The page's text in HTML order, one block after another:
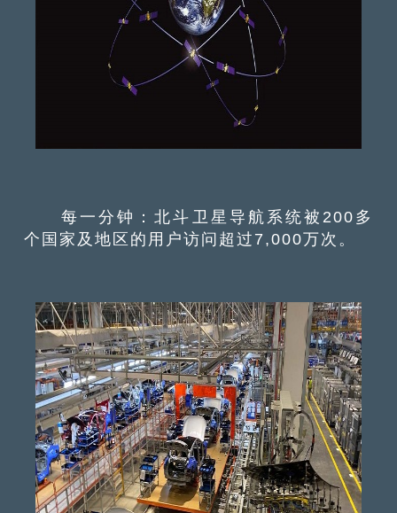
每一分钟：北斗卫星导航系统被200多
个国家及地区的用户访问超过7,000万次。